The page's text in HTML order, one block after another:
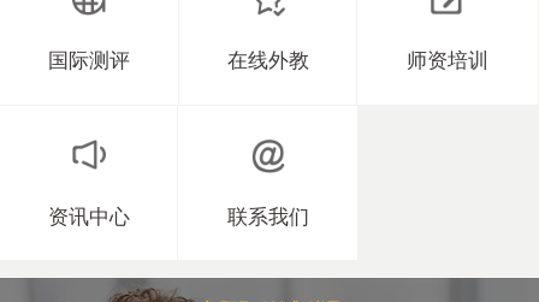
国际测评 在线外教 师资培训
资讯中心 联系我们